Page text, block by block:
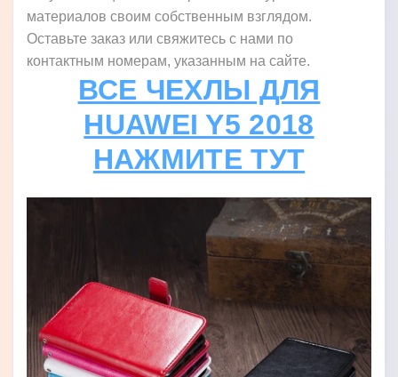
материалов своим собственным взглядом.
Оставьте заказ или свяжитесь с нами по
контактным номерам, указанным на сайте.
ВСЕ ЧЕХЛЫ ДЛЯ
HUAWEI Y5 2018
НАЖМИТЕ ТУТ